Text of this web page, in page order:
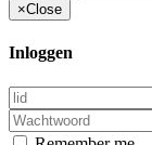
×Close
Inloggen